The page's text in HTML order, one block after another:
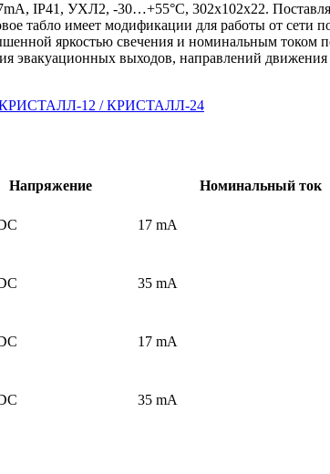
IP41, УХЛ2, -30…+55°С, 302x102x22.
табло имеет модификации для работы от сети
яркостью свечения и номинальным током
эвакуационных выходов, направлений
Напряжение Номинальный ток
17 mA
35 mA
17 mA
35 mA